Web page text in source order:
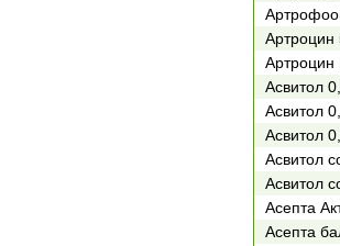
Артроцин
Артроцин
Асвитол
Асвитол
Асвитол
Асвитол
Асвитол
Асепта
Асепта